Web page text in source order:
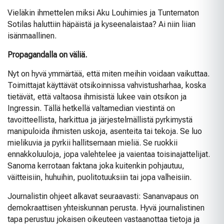
Vieläkin ihmettelen miksi Aku Louhimies ja Tuntematon
Sotilas haluttiin häpäistä ja kyseenalaistaa? Ai niin liian
isänmaallinen.
Propagandalla on väliä.
Nyt on hyvä ymmärtää, että miten meihin voidaan vaikuttaa.
Toimittajat käyttävät otsikoinnissa vahvistusharhaa, koska
tietävät, että valtaosa ihmisistä lukee vain otsikon ja
Ingressin. Tällä hetkellä valtamedian viestintä on
tavoitteellista, harkittua ja järjestelmällistä pyrkimystä
manipuloida ihmisten uskoja, asenteita tai tekoja. Se luo
mielikuvia ja pyrkii hallitsemaan mieliä. Se ruokkii
ennakkoluuloja, jopa valehtelee ja vaientaa toisinajattelijat.
Sanoma kerrotaan faktana joka kuitenkin pohjautuu,
väitteisiin, huhuihin, puolitotuuksiin tai jopa valheisiin.
Journalistin ohjeet alkavat seuraavasti: Sananvapaus on
demokraattisen yhteiskunnan perusta. Hyvä journalistinen
tapa perustuu jokaisen oikeuteen vastaanottaa tietoja ja